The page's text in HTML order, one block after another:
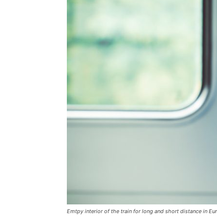
Emtpy interior of the train for long and short distance in